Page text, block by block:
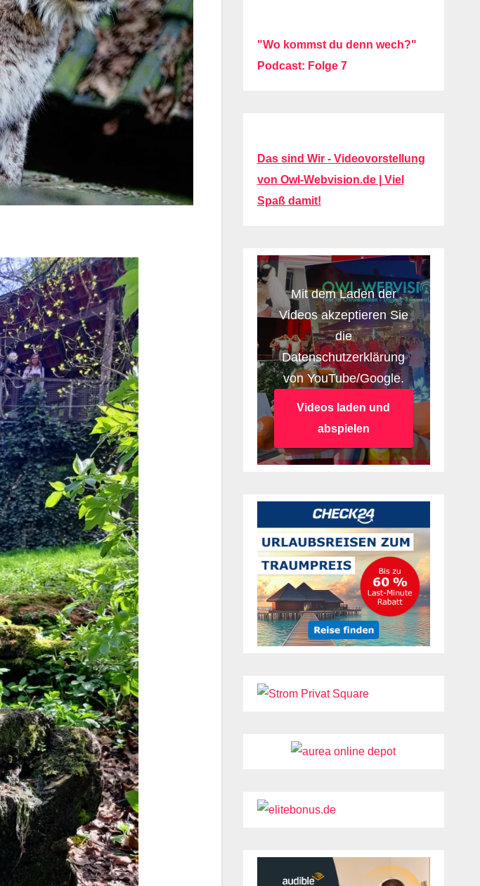
"Wo kommst du denn wech?"
Podcast: Folge 7
Das sind Wir - Videovorstellung
von Owl-Webvision.de | Viel
Spaß damit!
Mit dem Laden der
Videos akzeptieren Sie
die
Datenschutzerklärung
von YouTube/Google.
Videos laden und
abspielen